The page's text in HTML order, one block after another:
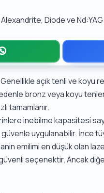
Diode ve
açık tenli ve koyu
bronz veya koyu
tamamlanır.
inebilme kapasitesi
uygulanabilir. İnce
emilimi en düşük olan
seçenektir. Ancak